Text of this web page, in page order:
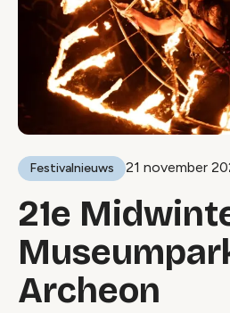
Festivalnieuws 21 november
21e
Archeon